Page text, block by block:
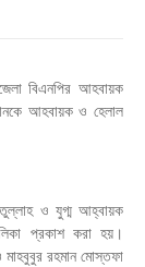
বিএনপির আহবায়ক
আহবায়ক ও হেলাল
ও যুগ্ম আহ্বায়ক
প্রকাশ করা হয়।
রহমান মোস্তফা